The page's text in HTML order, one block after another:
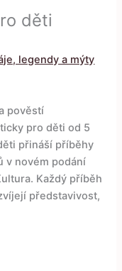
děti
legendy a mýty
pověstí
pro děti od 5
přináší příběhy
v novém podání
Každý příběh
představivost,